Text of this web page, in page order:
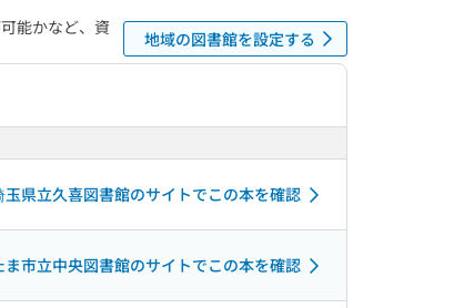
能かなど、資
地域の図書館を設定する
玉県立久喜図書館のサイトでこの本を確認
ま市立中央図書館のサイトでこの本を確認